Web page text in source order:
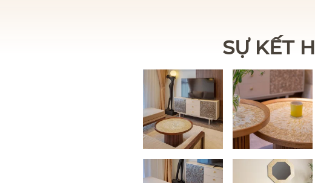
SỰ KẾT